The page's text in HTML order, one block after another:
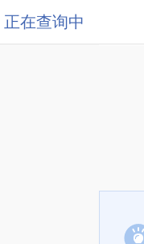
正在查询中